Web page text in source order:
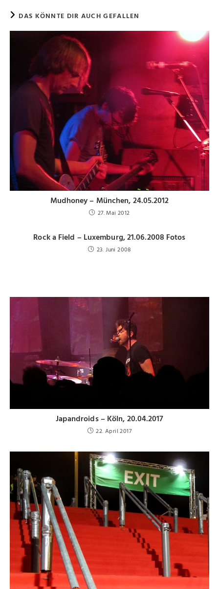
DAS KÖNNTE DIR AUCH GEFALLEN
Mudhoney – München, 24.05.2012
27. Mai 2012
Rock a Field – Luxemburg, 21.06.2008 Fotos
23. Juni 2008
Japandroids – Köln, 20.04.2017
22. April 2017